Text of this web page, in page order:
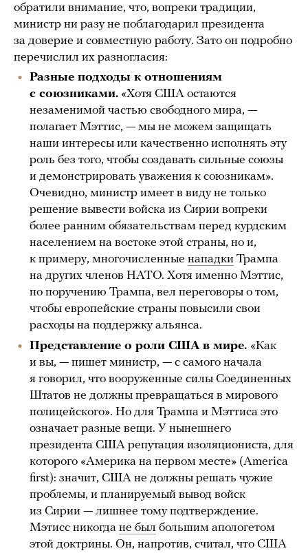
обратили внимание, что, вопреки традиции,
министр ни разу не поблагодарил президента
за доверие и совместную работу. Зато он подробно
перечислил их разногласия:
Разные подходы к отношениям
с союзниками. «Хотя США остаются
незаменимой частью свободного мира, —
полагает Мэттис, — мы не можем защищать
наши интересы или качественно исполнять эту
роль без того, чтобы создавать сильные союзы
и демонстрировать уважения к союзникам».
Очевидно, министр имеет в виду не только
решение вывести войска из Сирии вопреки
более ранним обязательствам перед курдским
населением на востоке этой страны, но и,
к примеру, многочисленные нападки Трампа
на других членов НАТО. Хотя именно Мэттис,
по поручению Трампа, вел переговоры о том,
чтобы европейские страны повысили свои
расходы на поддержку альянса.
Представление о роли США в мире. «Как
и вы, — пишет министр, — с самого начала
я говорил, что вооруженные силы Соединенных
Штатов не должны превращаться в мирового
полицейского». Но для Трампа и Мэттиса это
означает разные вещи. У нынешнего
президента США репутация изоляциониста, для
которого «Америка на первом месте» (America
first): значит, США не должны решать чужие
проблемы, и планируемый вывод войск
из Сирии — лишнее тому подтверждение.
Мэтисс никогда не был большим апологетом
этой доктрины. Он, напротив, считал, что США